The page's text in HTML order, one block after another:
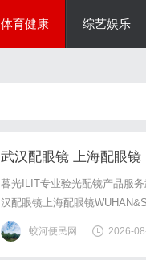
体育健康 综艺娱乐
武汉配眼镜 上海配眼镜
暮光ILIT专业验光配镜产品服
汉配眼镜上海配眼镜
写字楼眼镜店直营品牌，现于
基础，全场镜片40%-60%优惠
蛟河便民网 2026-